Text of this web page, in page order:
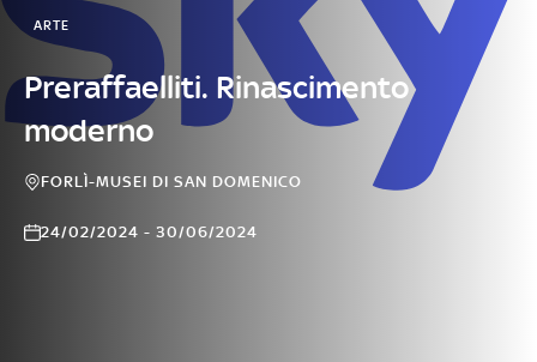
ARTE
Preraffaelliti. Rinascimento
moderno
FORLÌ-MUSEI DI SAN DOMENICO
24/02/2024 - 30/06/2024